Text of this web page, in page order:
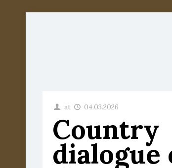
at 04.03.2026
Country
dialogue